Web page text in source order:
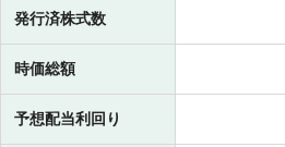
発行済株式数
時価総額
予想配当利回り